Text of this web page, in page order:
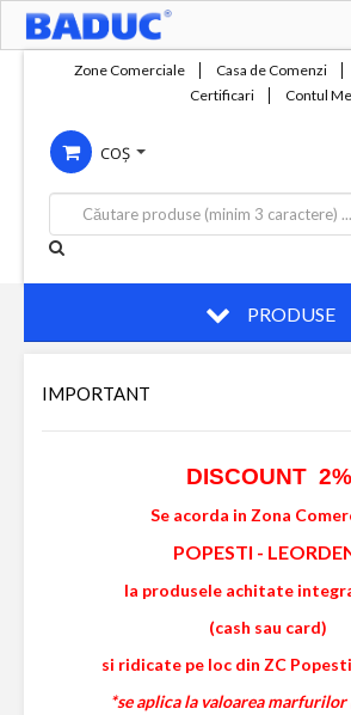
Compania
Servicii
Productie
Contact
Zone Comerciale Casa de Comenzi
Certificari
Contul
COȘ
PRODUSE
IMPORTANT
DISCOUNT 2%
Se acorda in Zona
POPESTI -
la produsele achitate
(cash sau card)
si ridicate pe loc din ZC
*se aplica la valoarea marfurilor